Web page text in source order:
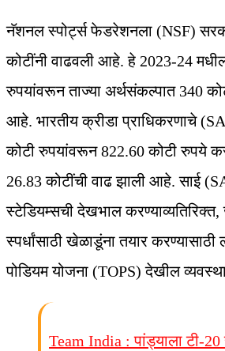
नॅशनल स्पोर्ट्स फेडरेशनला (NSF)
कोटींनी वाढवली आहे. हे 2023-24
रुपयांवरून ताज्या अर्थसंकल्पात 340
आहे. भारतीय क्रीडा प्राधिकरणाचे
कोटी रुपयांवरून 822.60 कोटी रुपये
26.83 कोटींची वाढ झाली आहे. साई
स्टेडियम्सची देखभाल
स्पर्धांसाठी खेळाडूंना तयार करण्यासाठी
पोडियम योजना (TOPS) देखील
Team India : पांड्याला टी-